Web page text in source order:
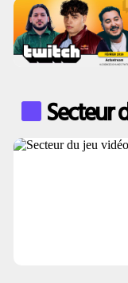
Secteur